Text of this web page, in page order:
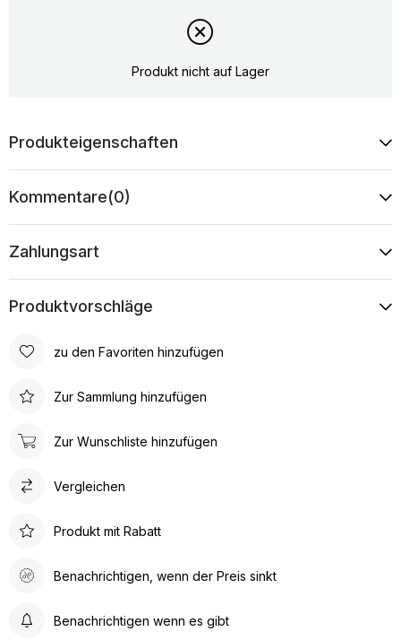
Produkt nicht auf Lager
Produkteigenschaften
Kommentare(0)
Zahlungsart
Produktvorschläge
zu den Favoriten hinzufügen
Zur Sammlung hinzufügen
Zur Wunschliste hinzufügen
Vergleichen
Produkt mit Rabatt
Benachrichtigen, wenn der Preis sinkt
Benachrichtigen wenn es gibt